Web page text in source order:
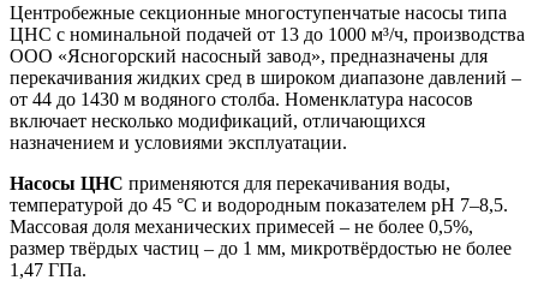
Центробежные секционные многоступенчатые насосы типа
ЦНС с номинальной подачей от 13 до 1000 м³/ч, производства
ООО «Ясногорский насосный завод», предназначены для
перекачивания жидких сред в широком диапазоне давлений –
от 44 до 1430 м водяного столба. Номенклатура насосов
включает несколько модификаций, отличающихся
назначением и условиями эксплуатации.
Насосы ЦНС применяются для перекачивания воды,
температурой до 45 °C и водородным показателем pH 7–8,5.
Массовая доля механических примесей – не более 0,5%,
размер твёрдых частиц – до 1 мм, микротвёрдостью не более
1,47 ГПа.